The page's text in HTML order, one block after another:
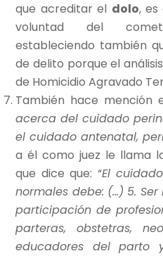
que acreditar el dolo,
voluntad del
estableciendo también
de delito porque el
de Homicidio Agravado
También hace mención
acerca del cuidado
el cuidado antenatal,
a él como juez le llama
que dice que: “El
normales debe: (…) 5.
participación de
parteras, obstetras,
educadores del